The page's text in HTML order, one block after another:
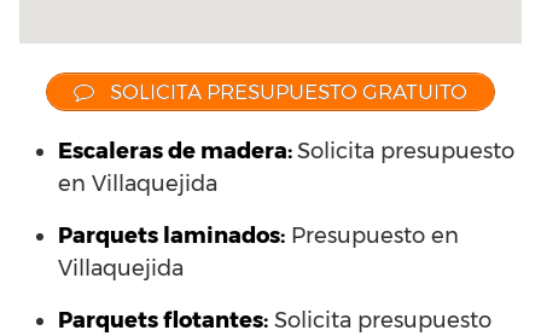
SOLICITA PRESUPUESTO GRATUITO
Escaleras de madera:Solicita presupuesto
en Villaquejida
Parquets laminados: Presupuesto en
Villaquejida
Parquets flotantes: Solicita presupuesto